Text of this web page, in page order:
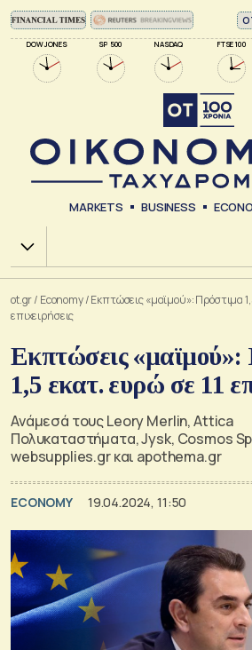
DOW JONES SP 500 NASDAQ FTSE 100
MARKETS BUSINESS
Χ.Α.
ot.gr/ Economy/Εκπτώσεις «μαϊμού»: Πρόστιμα
επιχειρήσεις
Εκπτώσεις
1,5 εκατ. ευρώ σε 11
Ανάμεσά τους Leory Merlin, Attica
Πολυκαταστήματα, Jysk, Cosmos
websupplies.gr και apothema.gr
ECONOMY 19.04.2024, 11:50